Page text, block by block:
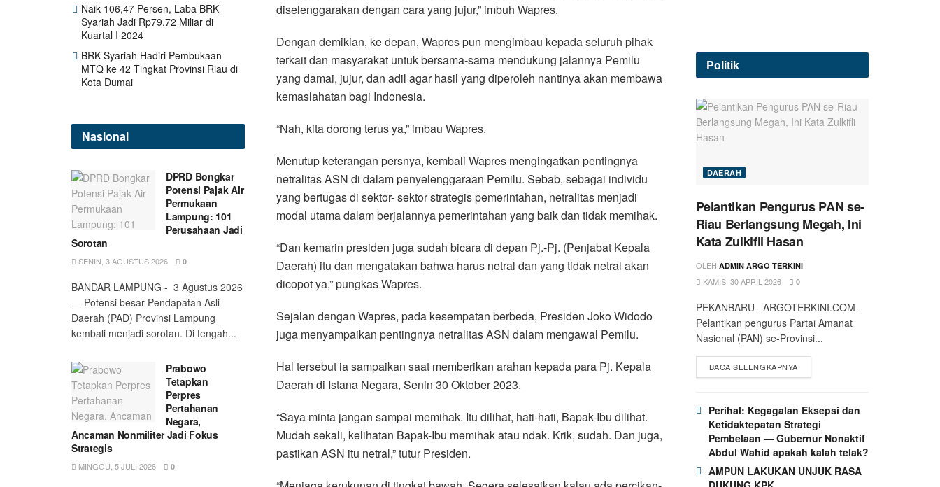
diselenggarakan dengan cara yang jujur,” imbuh Wapres.
Dengan demikian, ke depan, Wapres pun mengimbau kepada seluruh pihak
terkait dan masyarakat untuk bersama-sama mendukung jalannya Pemilu
yang damai, jujur, dan adil agar hasil yang diperoleh nantinya akan membawa
kemaslahatan bagi Indonesia.
“Nah, kita dorong terus ya,” imbau Wapres.
Menutup keterangan persnya, kembali Wapres mengingatkan pentingnya
netralitas ASN di dalam penyelenggaraan Pemilu. Sebab, sebagai individu
yang bertugas di sektor- sektor strategis pemerintahan, netralitas menjadi
modal utama dalam berjalannya pemerintahan yang baik dan tidak memihak.
“Dan kemarin presiden juga sudah bicara di depan Pj.-Pj. (Penjabat Kepala
Daerah) itu dan mengatakan bahwa harus netral dan yang tidak netral akan
dicopot ya,” pungkas Wapres.
Sejalan dengan Wapres, pada kesempatan berbeda, Presiden Joko Widodo
juga menyampaikan pentingnya netralitas ASN dalam mengawal Pemilu.
Hal tersebut ia sampaikan saat memberikan arahan kepada para Pj. Kepala
Daerah di Istana Negara, Senin 30 Oktober 2023.
“Saya minta jangan sampai memihak. Itu dilihat, hati-hati, Bapak-Ibu dilihat.
Mudah sekali, kelihatan Bapak-Ibu memihak atau ndak. Krik, sudah. Dan juga,
pastikan ASN itu netral,” tutur Presiden.
Naik 106,47 Persen, Laba BRK
Syariah Jadi Rp79,72 Miliar di
Kuartal I 2024
BRK Syariah Hadiri Pembukaan
MTQ ke 42 Tingkat Provinsi Riau di
Kota Dumai
Nasional
DPRD Bongkar
Potensi Pajak Air
Permukaan
Lampung: 101
Perusahaan Jadi
Sorotan
SENIN, 3 AGUSTUS 2026 0
BANDAR LAMPUNG - 3 Agustus 2026
— Potensi besar Pendapatan Asli
Daerah (PAD) Provinsi Lampung
kembali menjadi sorotan. Di tengah...
Prabowo
Tetapkan
Perpres
Pertahanan
Negara,
Ancaman Nonmiliter Jadi Fokus
Strategis
MINGGU, 5 JULI 2026 0
Politik
DAERAH
Pelantikan Pengurus PAN se-
Riau Berlangsung Megah, Ini
Kata Zulkifli Hasan
OLEH ADMIN ARGO TERKINI
KAMIS, 30 APRIL 2026 0
PEKANBARU –ARGOTERKINI.COM-
Pelantikan pengurus Partai Amanat
Nasional (PAN) se-Provinsi...
BACA SELENGKAPNYA
Perihal: Kegagalan Eksepsi dan
Ketidaktepatan Strategi
Pembelaan — Gubernur Nonaktif
Abdul Wahid apakah kalah telak?
AMPUN LAKUKAN UNJUK RASA